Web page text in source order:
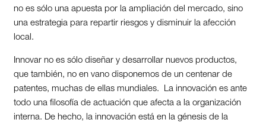
no es sólo una apuesta por la ampliación del mercado, sino
una estrategia para repartir riesgos y disminuir la afección
local.
Innovar no es sólo diseñar y desarrollar nuevos productos,
que también, no en vano disponemos de un centenar de
patentes, muchas de ellas mundiales. La innovación es ante
todo una filosofía de actuación que afecta a la organización
interna. De hecho, la innovación está en la génesis de la